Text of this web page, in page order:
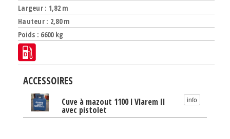
Largeur : 1,82 m
Hauteur : 2,80 m
Poids : 6600 kg
ACCESSOIRES
Cuve à mazout 1100 l Vlarem II
avec pistolet
info